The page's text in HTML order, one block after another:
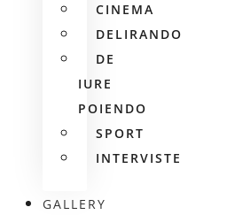
CINEMA
DELIRANDO
DE
IURE
POIENDO
SPORT
INTERVISTE
GALLERY